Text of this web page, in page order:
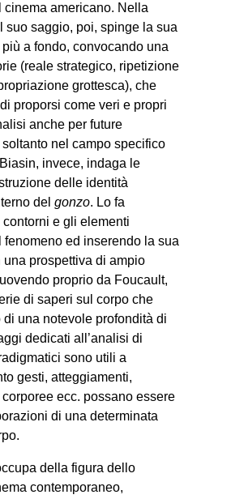
cinema americano. Nella
suo saggio, poi, spinge la sua
a fondo, convocando una
(reale strategico, ripetizione
grottesca), che
proporsi come veri e propri
anche per future
nel campo specifico
invece, indaga le
delle identità
delgonzo. Lo fa
e gli elementi
fenomeno ed inserendo la sua
prospettiva di ampio
proprio da Foucault,
di saperi sul corpo che
di una notevole profondità di
dedicati all’analisi di
sono utili a
gesti, atteggiamenti,
ecc. possano essere
di una determinata
della figura dello
contemporaneo,